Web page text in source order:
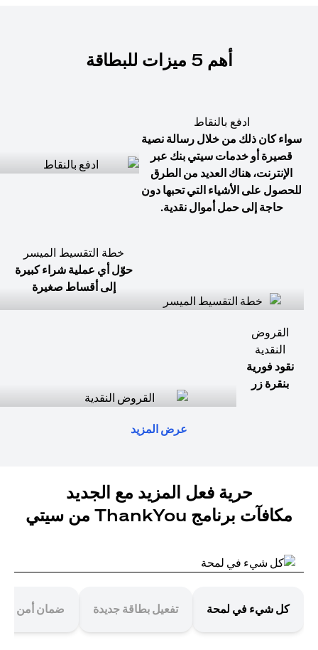
أهم 5 ميزات للبطاقة
ادفع بالنقاط
سواء كان ذلك من خلال رسالة نصية
قصيرة أو خدمات سيتي بنك عبر
الإنترنت، هناك العديد من الطرق
للحصول على الأشياء التي تحبها دون
حاجة إلى حمل أموال نقدية.
خطة التقسيط الميسر
حوّل أي عملية شراء كبيرة
إلى أقساط صغيرة
القروض
النقدية
نقود فورية
بنقرة زر
عرض المزيد
حرية فعل المزيد مع الجديد
مكافآت برنامج ThankYou من سيتي
كل شيء في لمحة تفعيل بطاقة جديدة ضمان أمن